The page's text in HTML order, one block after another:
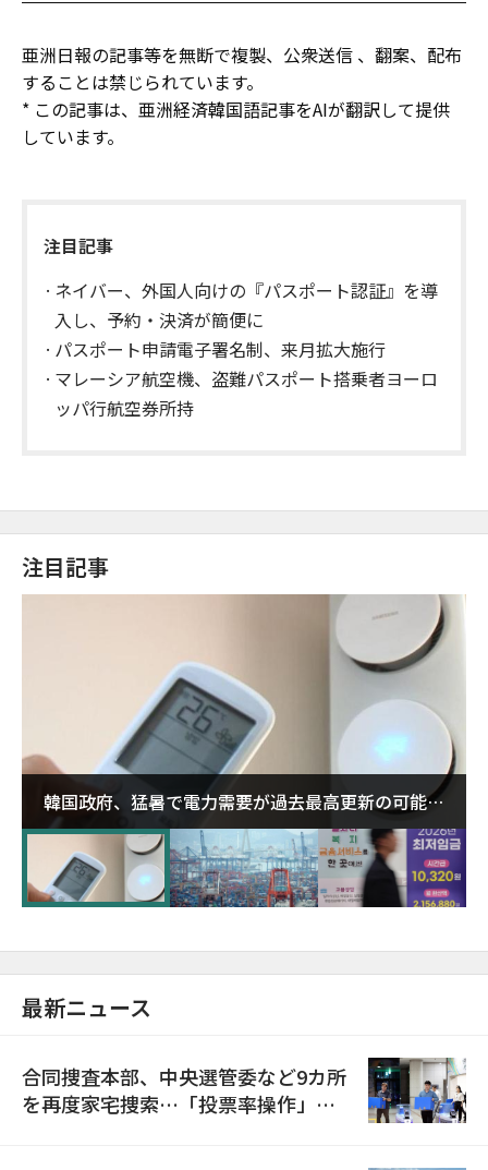
亜洲日報の記事等を無断で複製、公衆送信 、翻案、配布
することは禁じられています。
* この記事は、亜洲経済韓国語記事をAIが翻訳して提供
しています。
注目記事
ネイバー、外国人向けの『パスポート認証』を導
入し、予約・決済が簡便に
​パスポート申請電子署名制、来月拡大施行
マレーシア航空機、盗難パスポート搭乗者ヨーロ
ッパ行航空券所持
注目記事
韓国政府、猛暑で電力需要が過去最高更新の可能性
に需給対応体制を点検
最新ニュース
合同捜査本部、中央選管委など9カ所
を再度家宅捜索…「投票率操作」の